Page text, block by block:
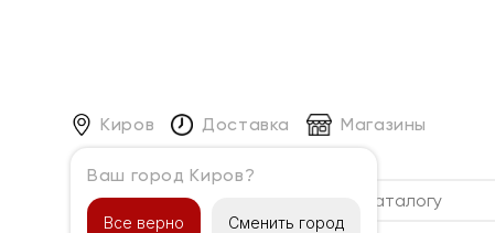
Киров
Ваш город Киров?
Все верно Сменить город
Доставка Магазины
Каталог